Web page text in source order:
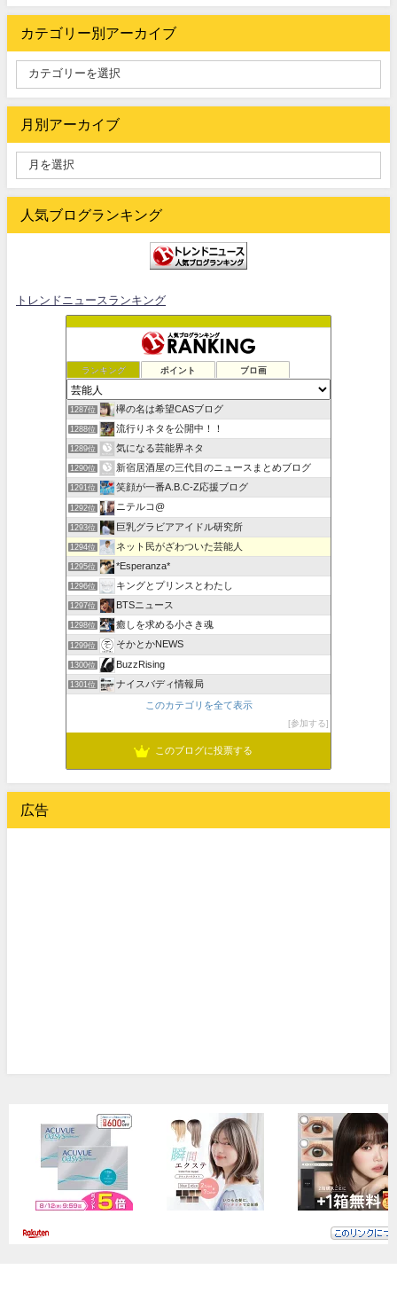
カテゴリー別アーカイブ
月別アーカイブ
人気ブログランキング
トレンドニュースランキング
ランキング ポイント ブロ画
1287位 欅の名は希望CASブログ
1288位 流行りネタを公開中！！
1289位 気になる芸能界ネタ
1290位 新宿居酒屋の三代目のニュースまとめブログ
1291位 笑顔が一番A.B.C-Z応援ブログ
1292位 ニテルコ@
1293位 巨乳グラビアアイドル研究所
1294位 ネット民がざわついた芸能人
1295位 *Esperanza*
1296位 キングとプリンスとわたし
1297位 BTSニュース
1298位 癒しを求める小さき魂
1299位 そかとかNEWS
1300位 BuzzRising
1301位 ナイスバディ情報局
このカテゴリを全て表示
参加する
このブログに投票する
広告